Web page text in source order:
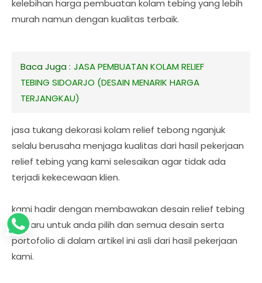
kelebihan harga pembuatan kolam tebing yang lebih
murah namun dengan kualitas terbaik.
Baca Juga : JASA PEMBUATAN KOLAM RELIEF
TEBING SIDOARJO (DESAIN MENARIK HARGA
TERJANGKAU)
jasa tukang dekorasi kolam relief tebong nganjuk
selalu berusaha menjaga kualitas dari hasil pekerjaan
relief tebing yang kami selesaikan agar tidak ada
terjadi kekecewaan klien.
kami hadir dengan membawakan desain relief tebing
terbaru untuk anda pilih dan semua desain serta
portofolio di dalam artikel ini asli dari hasil pekerjaan
kami.